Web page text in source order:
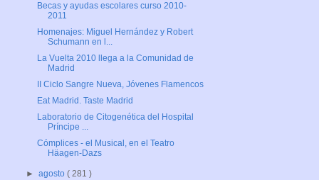
Becas y ayudas escolares curso 2010-
2011
Homenajes: Miguel Hernández y Robert
Schumann en l...
La Vuelta 2010 llega a la Comunidad de
Madrid
II Ciclo Sangre Nueva, Jóvenes Flamencos
Eat Madrid. Taste Madrid
Laboratorio de Citogenética del Hospital
Príncipe ...
Cómplices - el Musical, en el Teatro
Häagen-Dazs
►agosto( 281 )